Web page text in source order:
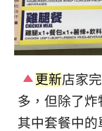
更新店家
多，但除了炸
其中套餐中的